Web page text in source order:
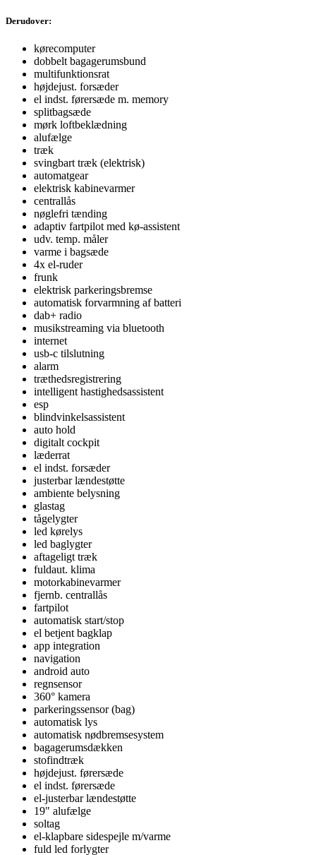
Derudover:
kørecomputer
dobbelt bagagerumsbund
multifunktionsrat
højdejust. forsæder
el indst. førersæde m. memory
splitbagsæde
mørk loftbeklædning
alufælge
træk
svingbart træk (elektrisk)
automatgear
elektrisk kabinevarmer
centrallås
nøglefri tænding
adaptiv fartpilot med kø-assistent
udv. temp. måler
varme i bagsæde
4x el-ruder
frunk
elektrisk parkeringsbremse
automatisk forvarmning af batteri
dab+ radio
musikstreaming via bluetooth
internet
usb-c tilslutning
alarm
træthedsregistrering
intelligent hastighedsassistent
esp
blindvinkelsassistent
auto hold
digitalt cockpit
læderrat
el indst. forsæder
justerbar lændestøtte
ambiente belysning
glastag
tågelygter
led kørelys
led baglygter
aftageligt træk
fuldaut. klima
motorkabinevarmer
fjernb. centrallås
fartpilot
automatisk start/stop
el betjent bagklap
app integration
navigation
android auto
regnsensor
360° kamera
parkeringssensor (bag)
automatisk lys
automatisk nødbremsesystem
bagagerumsdækken
stofindtræk
højdejust. førersæde
el indst. førersæde
el-justerbar lændestøtte
19" alufælge
soltag
el-klapbare sidespejle m/varme
fuld led forlygter